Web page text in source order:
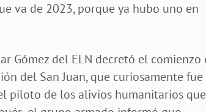
va de 2023, porque ya hubo uno en
Gómez del ELN decretó el comienzo
del San Juan, que curiosamente fue
piloto de los alivios humanitarios que